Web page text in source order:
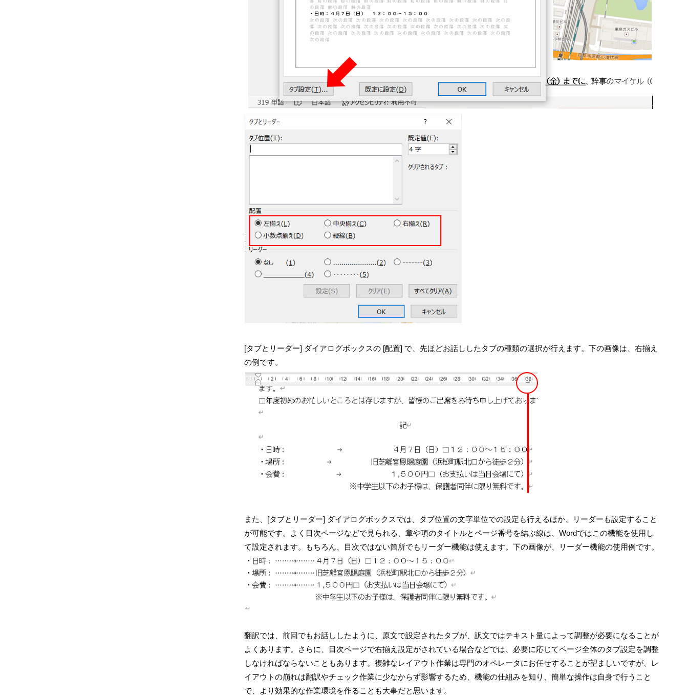
[タブとリーダー] ダイアログボックスの [配置] で、先ほどお話ししたタブの種類の選択が行えます。下の画像は、右揃え
の例です。
また、[タブとリーダー] ダイアログボックスでは、タブ位置の文字単位での設定も行えるほか、リーダーも設定すること
が可能です。よく目次ページなどで見られる、章や項のタイトルとページ番号を結ぶ線は、Wordではこの機能を使用し
て設定されます。もちろん、目次ではない箇所でもリーダー機能は使えます。下の画像が、リーダー機能の使用例です。
翻訳では、前回でもお話ししたように、原文で設定されたタブが、訳文ではテキスト量によって調整が必要になることが
よくあります。さらに、目次ページで右揃え設定がされている場合などでは、必要に応じてページ全体のタブ設定を調整
しなければならないこともあります。複雑なレイアウト作業は専門のオペレータにお任せすることが望ましいですが、レ
イアウトの崩れは翻訳やチェック作業に少なからず影響するため、機能の仕組みを知り、簡単な操作は自身で行うこと
で、より効果的な作業環境を作ることも大事だと思います。